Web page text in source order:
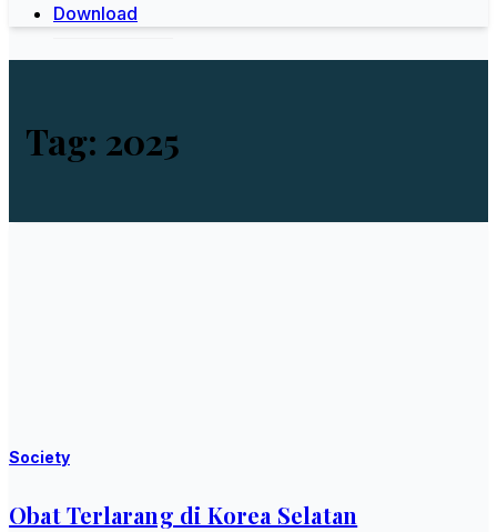
Download
Tag: 2025
Society
Obat Terlarang di Korea Selatan